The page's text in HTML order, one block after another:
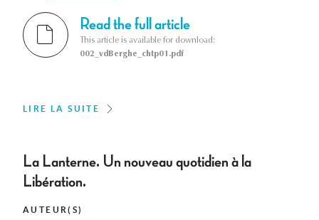
Read the full article
This article is available for download:
002_vdBerghe_chtp01.pdf
LIRE LA SUITE
La Lanterne. Un nouveau quotidien à la
Libération.
AUTEUR(S)